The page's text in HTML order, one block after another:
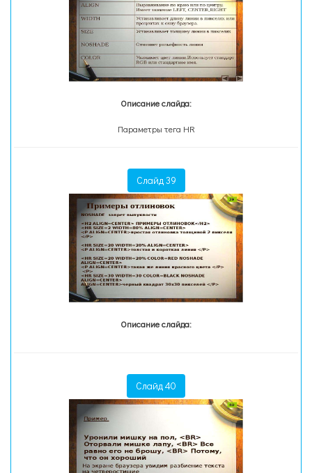
Описание слайда:
Параметры тега HR
Слайд 39
Описание слайда:
Слайд 40